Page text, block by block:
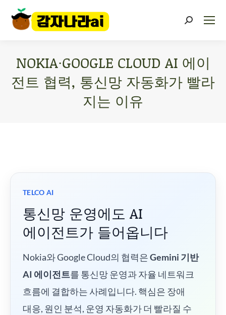
NOKIA·GOOGLE CLOUD AI 에이
전트 협력, 통신망 자동화가 빨라
지는 이유
TELCO AI
통신망 운영에도 AI
에이전트가 들어옵니다
Nokia와 Google Cloud의 협력은Gemini 기반
AI 에이전트를 통신망 운영과 자율 네트워크
흐름에 결합하는 사례입니다. 핵심은 장애
대응, 원인 분석, 운영 자동화가 더 빨라질 수